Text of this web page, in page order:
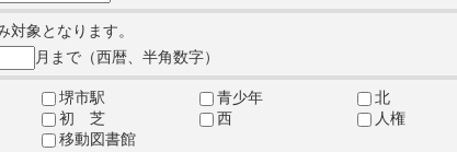
象となります。
月まで（西暦、半角数字）
堺市駅 青少年 北
初 芝 西 人権
移動図書館